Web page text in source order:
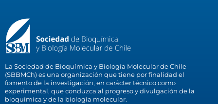
La Sociedad de Bioquímica y Biología Molecular de Chile
(SBBMCh) es una organización que tiene por finalidad el
fomento de la investigación, en carácter técnico como
experimental, que conduzca al progreso y divulgación de la
bioquímica y de la biología molecular.